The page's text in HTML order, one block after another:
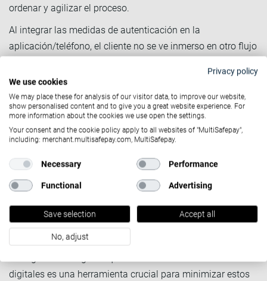
ordenar y agilizar el proceso.
Al integrar las medidas de autenticación en la
aplicación/teléfono, el cliente no se ve inmerso en otro flujo
permite permanecer en la aplicación o en el sitio web sin
ninguna redirección. De este modo, se asegura de que los
usuarios tengan la mejor experiencia de compra.
Minimizar los rechazos
Un tema quizás menor, pero que se relaciona con el
proceso de autenticación, es la autorización real de los
propios bancos. Aunque los índices de autorización han
mejorado con 3DS 2.0, sigue habiendo una pérdida
sustancial de ingresos debido a que los pagos son
rechazados por el banco emisor.
digitales es una herramienta crucial para minimizar estos
Privacy policy
We use cookies
We may place these for analysis of our visitor data, to improve our website,
show personalised content and to give you a great website experience. For
more information about the cookies we use open the settings.
Your consent and the cookie policy apply to all websites of "MultiSafepay",
including: merchant.multisafepay.com, MultiSafepay.
Necessary Performance
Functional Advertising
Save selection Accept all
No, adjust